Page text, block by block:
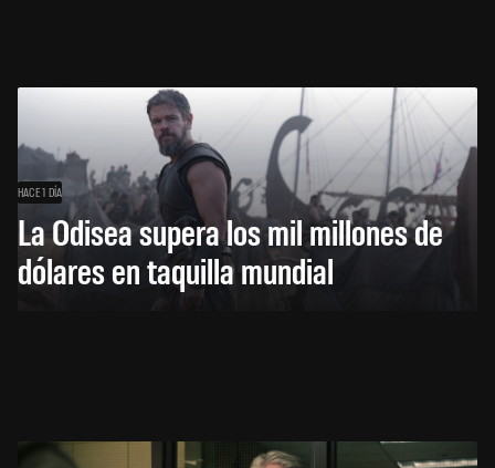
HACE 1 DÍA
La Odisea supera los mil millones de
dólares en taquilla mundial